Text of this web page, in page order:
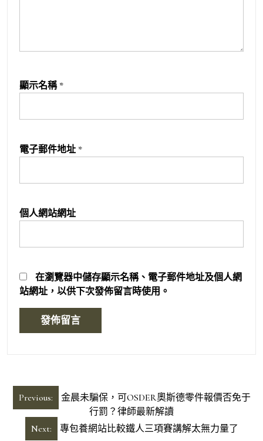
顯示名稱 *
電子郵件地址 *
個人網站網址
在瀏覽器中儲存顯示名稱、電子郵件地址及個人網
站網址，以供下次發佈留言時使用。
文
章
Previous:
金晨未騙保，可OSDER奧斯德零件報價否免于
行罰？律師最新解讀
Next:
專包養網站比較鐵人三項賽講解太無力量了